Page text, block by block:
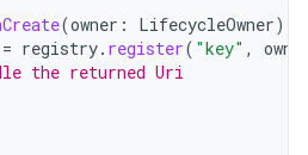
(owner : LifecycleOwner)
= registry. register( "key" ,
the returned Uri